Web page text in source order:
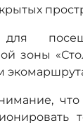
для
зоны
что